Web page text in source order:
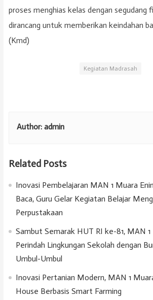
proses menghias kelas dengan segudang
dirancang untuk memberikan keindahan
(Kmd)
Kegiatan Madrasah
Author: admin
Related Posts
Inovasi Pembelajaran MAN 1 Muara
Baca, Guru Gelar Kegiatan Belajar
Perpustakaan
Sambut Semarak HUT RI ke-81, MAN 1
Perindah Lingkungan Sekolah dengan
Umbul-Umbul
Inovasi Pertanian Modern, MAN 1
House Berbasis Smart Farming